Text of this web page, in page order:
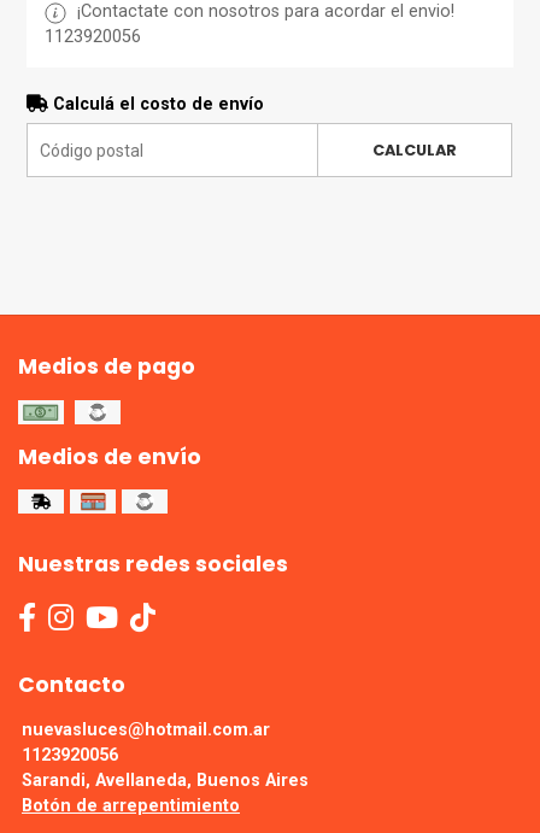
¡Contactate con nosotros para acordar el envio!
1123920056
Calculá el costo de envío
CALCULAR
Medios de pago
Medios de envío
Nuestras redes sociales
Contacto
nuevasluces@hotmail.com.ar
1123920056
Sarandi, Avellaneda, Buenos Aires
Botón de arrepentimiento